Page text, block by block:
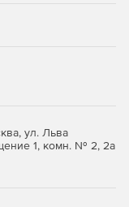
серверы,
программного
ул. Льва
1, комн. № 2, 2а